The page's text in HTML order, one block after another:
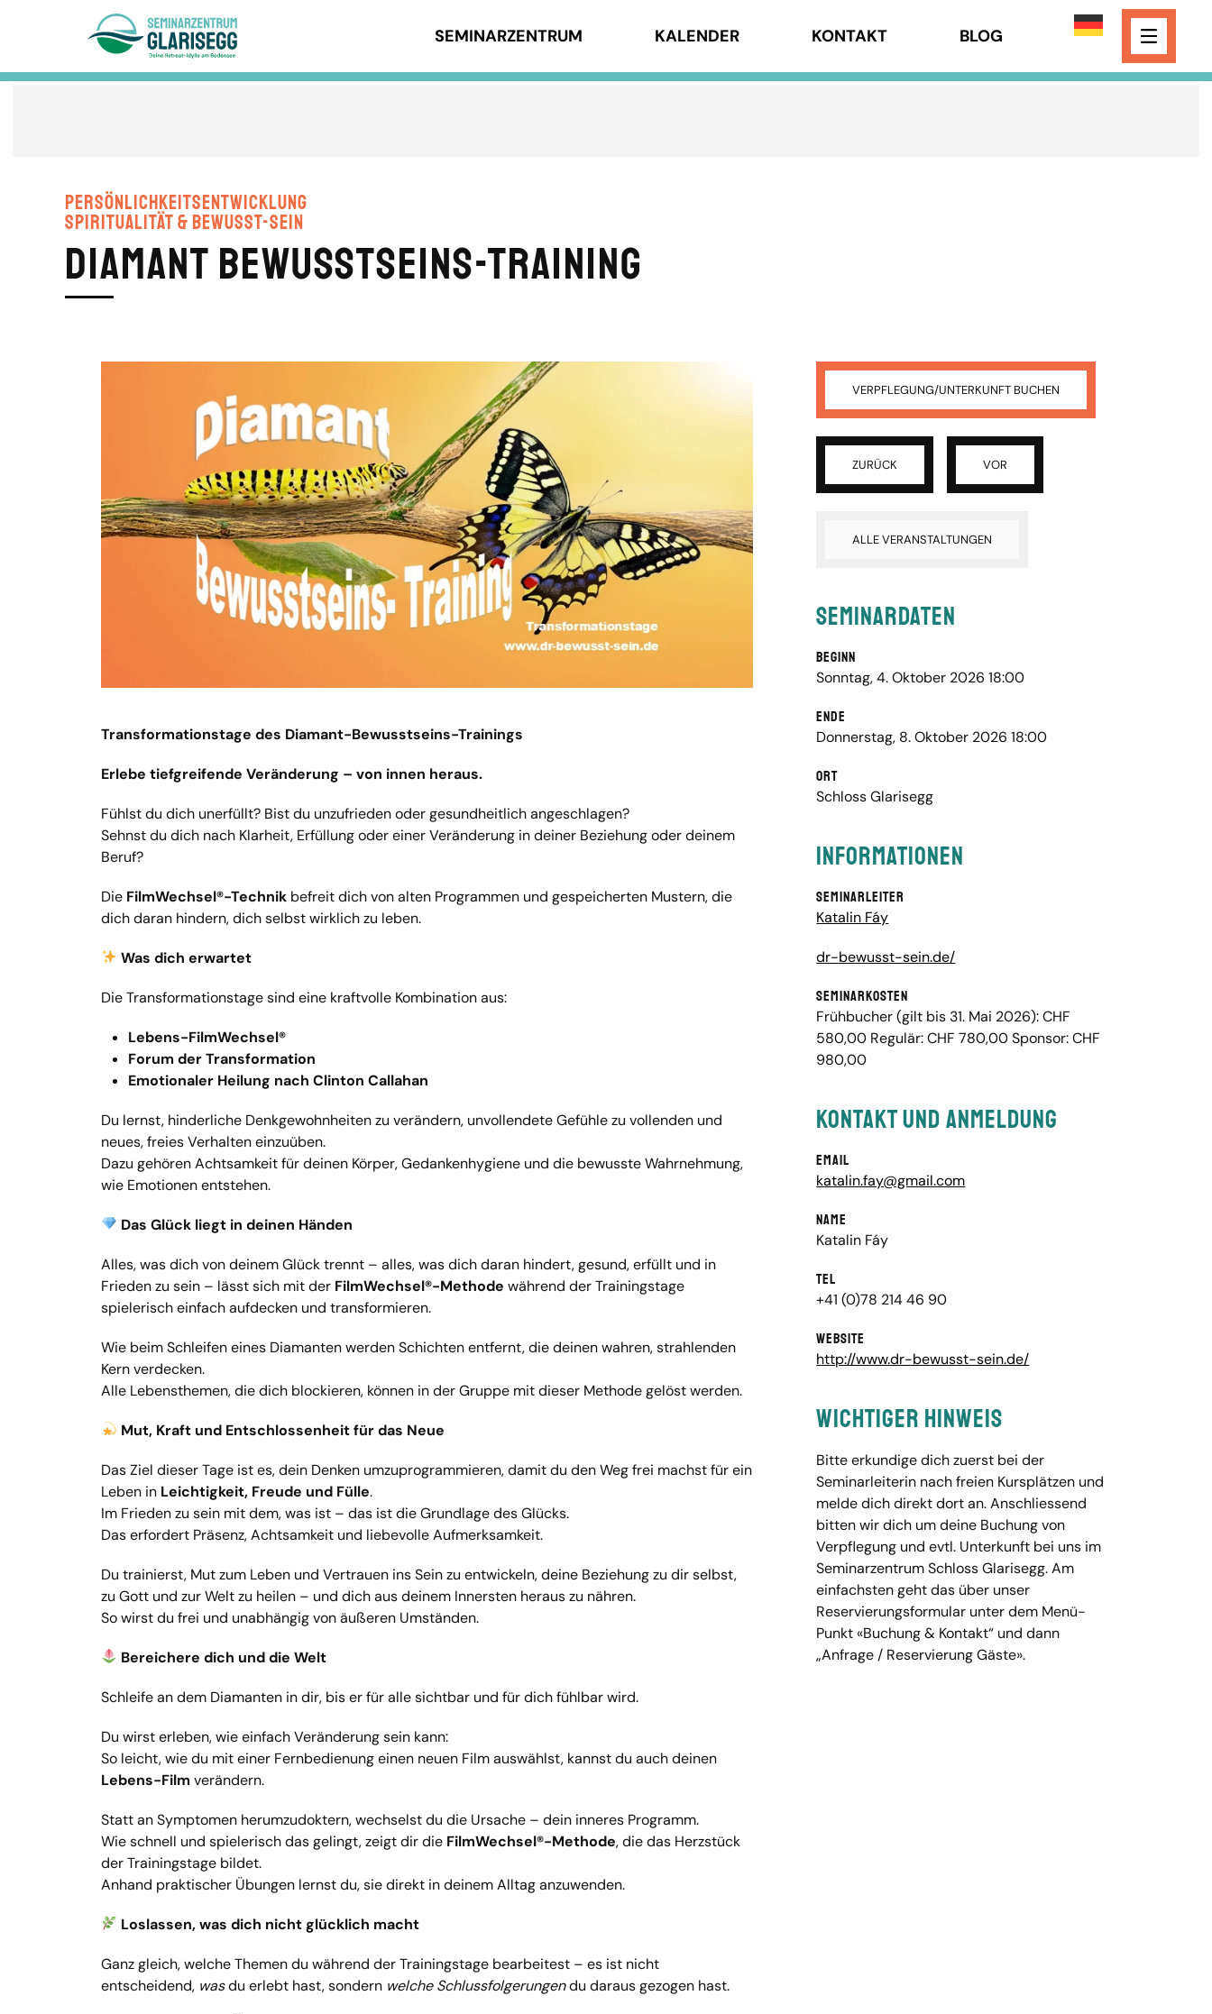
SEMINARZENTRUM KALENDER KONTAKT BLOG
Skip to main content
Persönlichkeitsentwicklung
Spiritualität & Bewusst-Sein
Diamant Bewusstseins-Training
Transformationstage des Diamant-Bewusstseins-Trainings
Erlebe tiefgreifende Veränderung – von innen heraus.
Fühlst du dich unerfüllt? Bist du unzufrieden oder gesundheitlich angeschlagen?
Sehnst du dich nach Klarheit, Erfüllung oder einer Veränderung in deiner Beziehung oder deinem
Beruf?
Die FilmWechsel®-Technik befreit dich von alten Programmen und gespeicherten Mustern, die
dich daran hindern, dich selbst wirklich zu leben.
Was dich erwartet
Die Transformationstage sind eine kraftvolle Kombination aus:
Lebens-FilmWechsel®
Forum der Transformation
Emotionaler Heilung nach Clinton Callahan
Du lernst, hinderliche Denkgewohnheiten zu verändern, unvollendete Gefühle zu vollenden und
neues, freies Verhalten einzuüben.
Dazu gehören Achtsamkeit für deinen Körper, Gedankenhygiene und die bewusste Wahrnehmung,
wie Emotionen entstehen.
Das Glück liegt in deinen Händen
Alles, was dich von deinem Glück trennt – alles, was dich daran hindert, gesund, erfüllt und in
Frieden zu sein – lässt sich mit der FilmWechsel®-Methode während der Trainingstage
spielerisch einfach aufdecken und transformieren.
Wie beim Schleifen eines Diamanten werden Schichten entfernt, die deinen wahren, strahlenden
Kern verdecken.
Alle Lebensthemen, die dich blockieren, können in der Gruppe mit dieser Methode gelöst werden.
Mut, Kraft und Entschlossenheit für das Neue
Das Ziel dieser Tage ist es, dein Denken umzuprogrammieren, damit du den Weg frei machst für ein
Leben in Leichtigkeit, Freude und Fülle.
Im Frieden zu sein mit dem, was ist – das ist die Grundlage des Glücks.
Das erfordert Präsenz, Achtsamkeit und liebevolle Aufmerksamkeit.
Du trainierst, Mut zum Leben und Vertrauen ins Sein zu entwickeln, deine Beziehung zu dir selbst,
zu Gott und zur Welt zu heilen – und dich aus deinem Innersten heraus zu nähren.
So wirst du frei und unabhängig von äußeren Umständen.
Bereichere dich und die Welt
Schleife an dem Diamanten in dir, bis er für alle sichtbar und für dich fühlbar wird.
Du wirst erleben, wie einfach Veränderung sein kann:
So leicht, wie du mit einer Fernbedienung einen neuen Film auswählst, kannst du auch deinen
Lebens-Film verändern.
Statt an Symptomen herumzudoktern, wechselst du die Ursache – dein inneres Programm.
Wie schnell und spielerisch das gelingt, zeigt dir die FilmWechsel®-Methode, die das Herzstück
der Trainingstage bildet.
Anhand praktischer Übungen lernst du, sie direkt in deinem Alltag anzuwenden.
Loslassen, was dich nicht glücklich macht
Ganz gleich, welche Themen du während der Trainingstage bearbeitest – es ist nicht
entscheidend, wasdu erlebt hast, sondern welche Schlussfolgerungendu daraus gezogen hast.
VERPFLEGUNG/UNTERKUNFT BUCHEN
ZURÜCK VOR
ALLE VERANSTALTUNGEN
Seminardaten
Beginn
Sonntag, 4. Oktober 2026 18:00
Ende
Donnerstag, 8. Oktober 2026 18:00
Ort
Schloss Glarisegg
Informationen
Seminarleiter
Katalin Fáy
dr-bewusst-sein.de/
Seminarkosten
Frühbucher (gilt bis 31. Mai 2026): CHF
580,00 Regulär: CHF 780,00 Sponsor: CHF
980,00
Kontakt und Anmeldung
Email
katalin.fay@gmail.com
Name
Katalin Fáy
Tel
+41 (0)78 214 46 90
Website
http://www.dr-bewusst-sein.de/
Wichtiger Hinweis
Bitte erkundige dich zuerst bei der
Seminarleiterin nach freien Kursplätzen und
melde dich direkt dort an. Anschliessend
bitten wir dich um deine Buchung von
Verpflegung und evtl. Unterkunft bei uns im
Seminarzentrum Schloss Glarisegg. Am
einfachsten geht das über unser
Reservierungsformular unter dem Menü-
Punkt «Buchung & Kontakt“ und dann
„Anfrage / Reservierung Gäste».